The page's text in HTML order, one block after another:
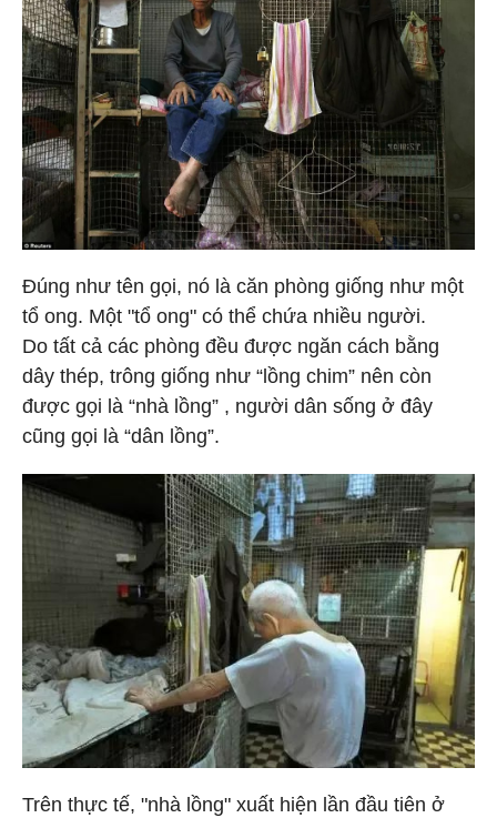
Đúng như tên gọi, nó là căn phòng giống như một
tổ ong. Một "tổ ong" có thể chứa nhiều người.
Do tất cả các phòng đều được ngăn cách bằng
dây thép, trông giống như “lồng chim” nên còn
được gọi là “nhà lồng” , người dân sống ở đây
cũng gọi là “dân lồng”.
Trên thực tế, "nhà lồng" xuất hiện lần đầu tiên ở